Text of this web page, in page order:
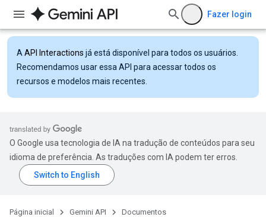
Fazer login
A API Interactions já está disponível para todos os usuários.
Recomendamos usar essa API para acessar todos os
recursos e modelos mais recentes.
O Google usa tecnologia de IA na tradução de conteúdos para seu
idioma de preferência. As traduções com IA podem ter erros.
Página inicial Gemini API Documentos